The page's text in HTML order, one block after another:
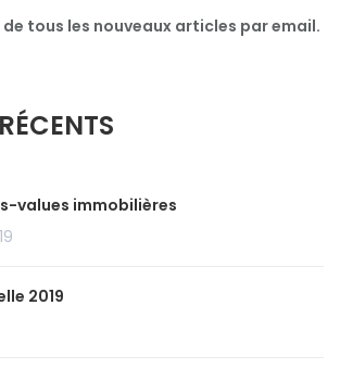
tous les nouveaux articles par email.
values immobilières
2019